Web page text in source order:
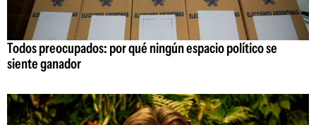
Todos preocupados: por qué ningún espacio político se
siente ganador